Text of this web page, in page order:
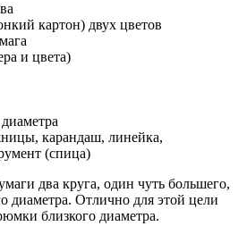
картон) двух цветов
и цвета)
карандаш, линейка,
(спица)
два круга, один чуть большего,
диаметра. Отлично для этой цели
близкого диаметра.